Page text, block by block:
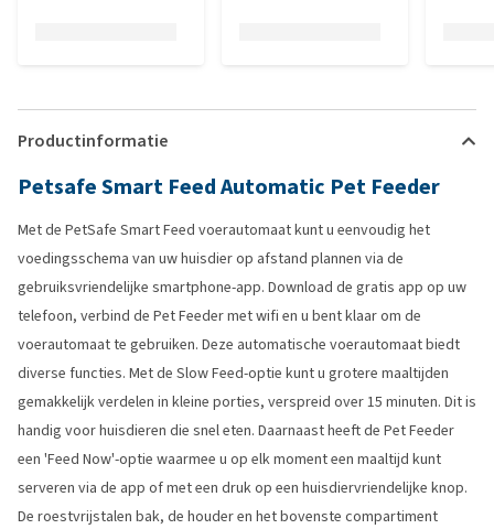
Productinformatie
Petsafe Smart Feed Automatic Pet Feeder
Met de PetSafe Smart Feed voerautomaat kunt u eenvoudig het
voedingsschema van uw huisdier op afstand plannen via de
gebruiksvriendelijke smartphone-app. Download de gratis app op uw
telefoon, verbind de Pet Feeder met wifi en u bent klaar om de
voerautomaat te gebruiken. Deze automatische voerautomaat biedt
diverse functies. Met de Slow Feed-optie kunt u grotere maaltijden
gemakkelijk verdelen in kleine porties, verspreid over 15 minuten. Dit is
handig voor huisdieren die snel eten. Daarnaast heeft de Pet Feeder
een 'Feed Now'-optie waarmee u op elk moment een maaltijd kunt
serveren via de app of met een druk op een huisdiervriendelijke knop.
De roestvrijstalen bak, de houder en het bovenste compartiment